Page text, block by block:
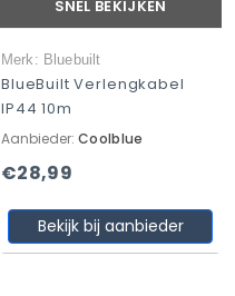
SNEL BEKIJKEN
Merk: Bluebuilt
BlueBuilt Verlengkabel
IP44 10m
Aanbieder: Coolblue
€28,99
Bekijk bij aanbieder